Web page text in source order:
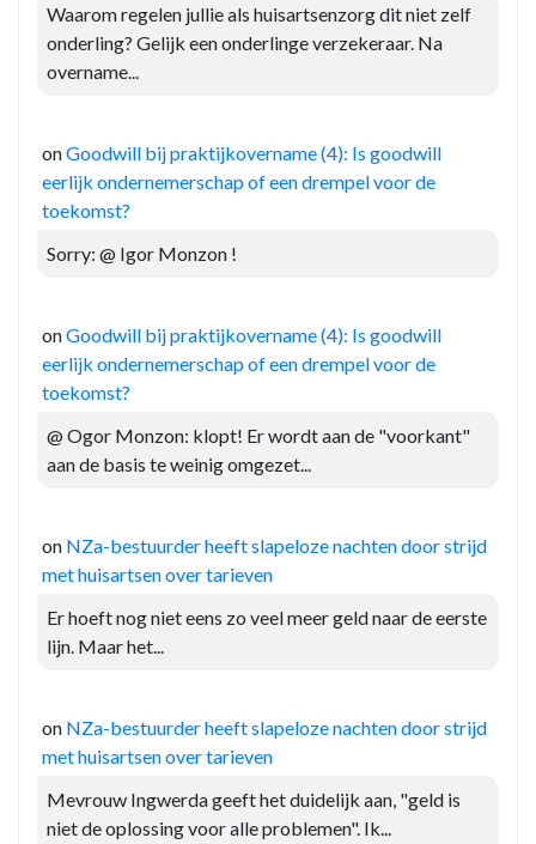
Waarom regelen jullie als huisartsenzorg dit niet zelf
onderling? Gelijk een onderlinge verzekeraar. Na
overname...
onGoodwill bij praktijkovername (4): Is goodwill
eerlijk ondernemerschap of een drempel voor de
toekomst?
Sorry: @ Igor Monzon !
onGoodwill bij praktijkovername (4): Is goodwill
eerlijk ondernemerschap of een drempel voor de
toekomst?
@ Ogor Monzon: klopt! Er wordt aan de "voorkant"
aan de basis te weinig omgezet...
on NZa-bestuurder heeft slapeloze nachten door strijd
met huisartsen over tarieven
Er hoeft nog niet eens zo veel meer geld naar de eerste
lijn. Maar het...
on NZa-bestuurder heeft slapeloze nachten door strijd
met huisartsen over tarieven
Mevrouw Ingwerda geeft het duidelijk aan, "geld is
niet de oplossing voor alle problemen". Ik...